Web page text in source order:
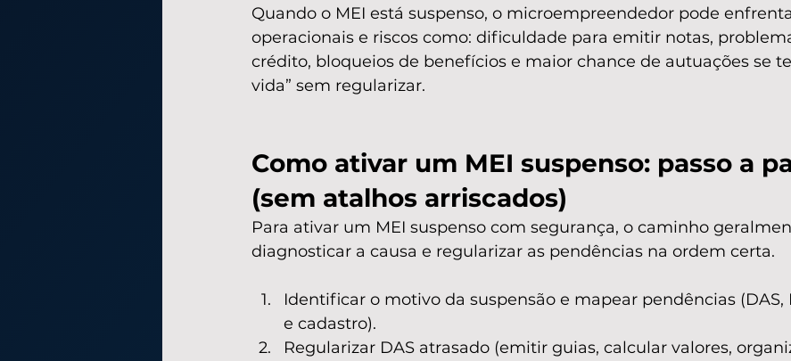
Quando o MEI está suspenso, o microempreendedor pode
operacionais e riscos como: dificuldade para emitir notas,
crédito, bloqueios de benefícios e maior chance de autuações se
vida” sem regularizar.
Como ativar um MEI suspenso: passo a
(sem atalhos arriscados)
Para ativar um MEI suspenso com segurança, o caminho
diagnosticar a causa e regularizar as pendências na ordem certa.
Identificar o motivo da suspensão e mapear pendências (DAS,
e cadastro).
Regularizar DAS atrasado (emitir guias, calcular valores,